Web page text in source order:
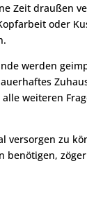
Zeit draußen
oder
werden
weiteren
versorgen zu